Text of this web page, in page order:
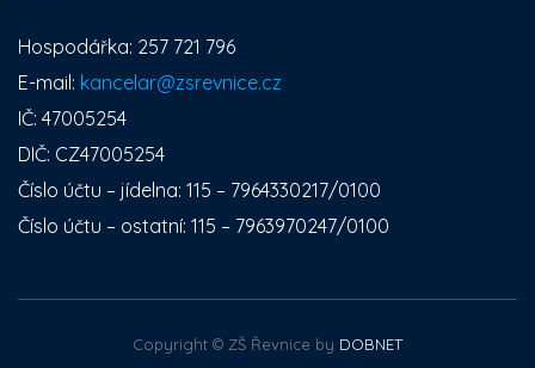
Hospodářka: 257 721 796
E-mail: kancelar@zsrevnice.cz
IČ: 47005254
DIČ: CZ47005254
Číslo účtu – jídelna: 115 – 7964330217/0100
Číslo účtu – ostatní: 115 – 7963970247/0100
Copyright © ZŠ Řevnice by DOBNET